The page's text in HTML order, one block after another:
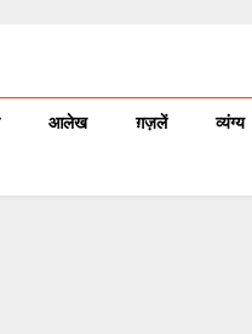
आलेख ग़ज़लें व्यंग्य